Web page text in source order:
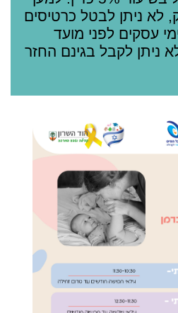
לא ניתן לבטל כרטיסים
7 ימי עסקים לפני מועד
ניתן לקבל בגינם החזר